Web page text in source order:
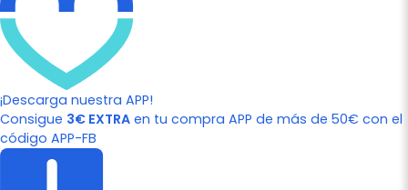
¡Descarga nuestra APP!
Consigue 3€ EXTRA en tu compra APP de más de 50€ con el
código APP-FB